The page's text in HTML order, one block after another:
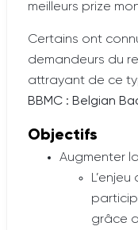
meilleurs prize
Certains ont
demandeurs du
attrayant de ce
BBMC : Belgian
Objectifs
Augmenter
L’enjeu
grâce